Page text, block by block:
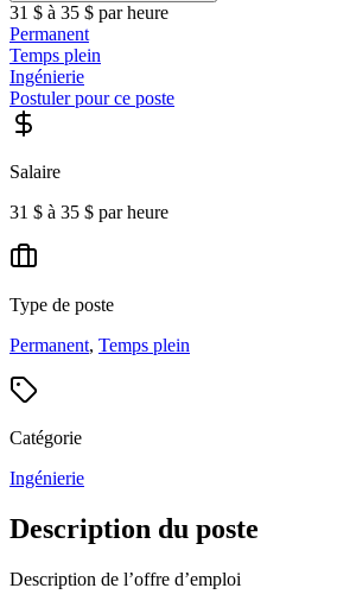
31 $ à 35 $ par heure
Permanent
Temps plein
Ingénierie
Postuler pour ce poste
Salaire
31 $ à 35 $ par heure
Type de poste
Permanent, Temps plein
Catégorie
Ingénierie
Description du poste
Description de l’offre d’emploi